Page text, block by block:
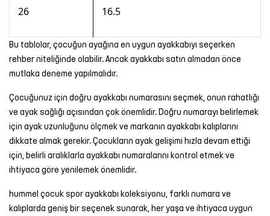
26 16.5
Bu tablolar, çocuğun ayağına en uygun ayakkabıyı seçerken
rehber niteliğinde olabilir. Ancak ayakkabı satın almadan önce
mutlaka deneme yapılmalıdır.
Çocuğunuz için doğru ayakkabı numarasını seçmek, onun rahatlığı
ve ayak sağlığı açısından çok önemlidir. Doğru numarayı belirlemek
için ayak uzunluğunu ölçmek ve markanın ayakkabı kalıplarını
dikkate almak gerekir. Çocukların ayak gelişimi hızla devam ettiği
için, belirli aralıklarla ayakkabı numaralarını kontrol etmek ve
ihtiyaca göre yenilemek önemlidir.
hummel çocuk spor ayakkabı koleksiyonu, farklı numara ve
kalıplarda geniş bir seçenek sunarak, her yaşa ve ihtiyaca uygun